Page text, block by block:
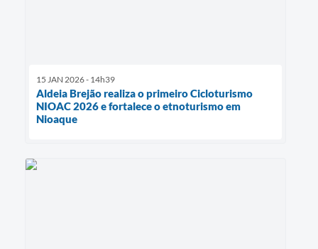
15 JAN 2026 - 14h39
Aldeia Brejão realiza o primeiro Cicloturismo
NIOAC 2026 e fortalece o etnoturismo em
Nioaque